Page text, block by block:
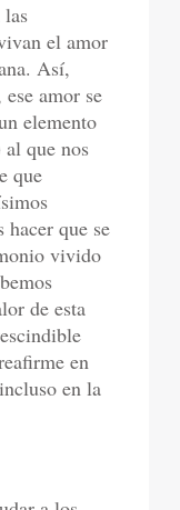
las
el amor
Así,
amor se
elemento
que nos
que
hacer que se
vivido
de esta
en
en la